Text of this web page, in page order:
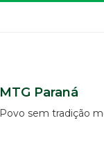
MTG Paraná
Povo sem tradição